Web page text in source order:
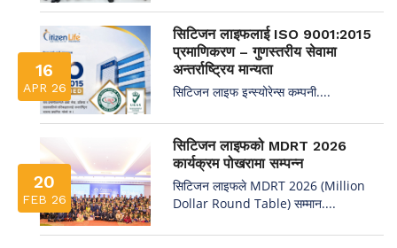
16
APR 26
सिटिजन लाइफलाई ISO 9001:2015
प्रमाणिकरण – गुणस्तरीय सेवामा
अन्तर्राष्ट्रिय मान्यता
सिटिजन लाइफ इन्स्योरेन्स कम्पनी....
20
FEB 26
सिटिजन लाइफको MDRT 2026
कार्यक्रम पोखरामा सम्पन्न
सिटिजन लाइफले MDRT 2026 (Million
Dollar Round Table) सम्मान....